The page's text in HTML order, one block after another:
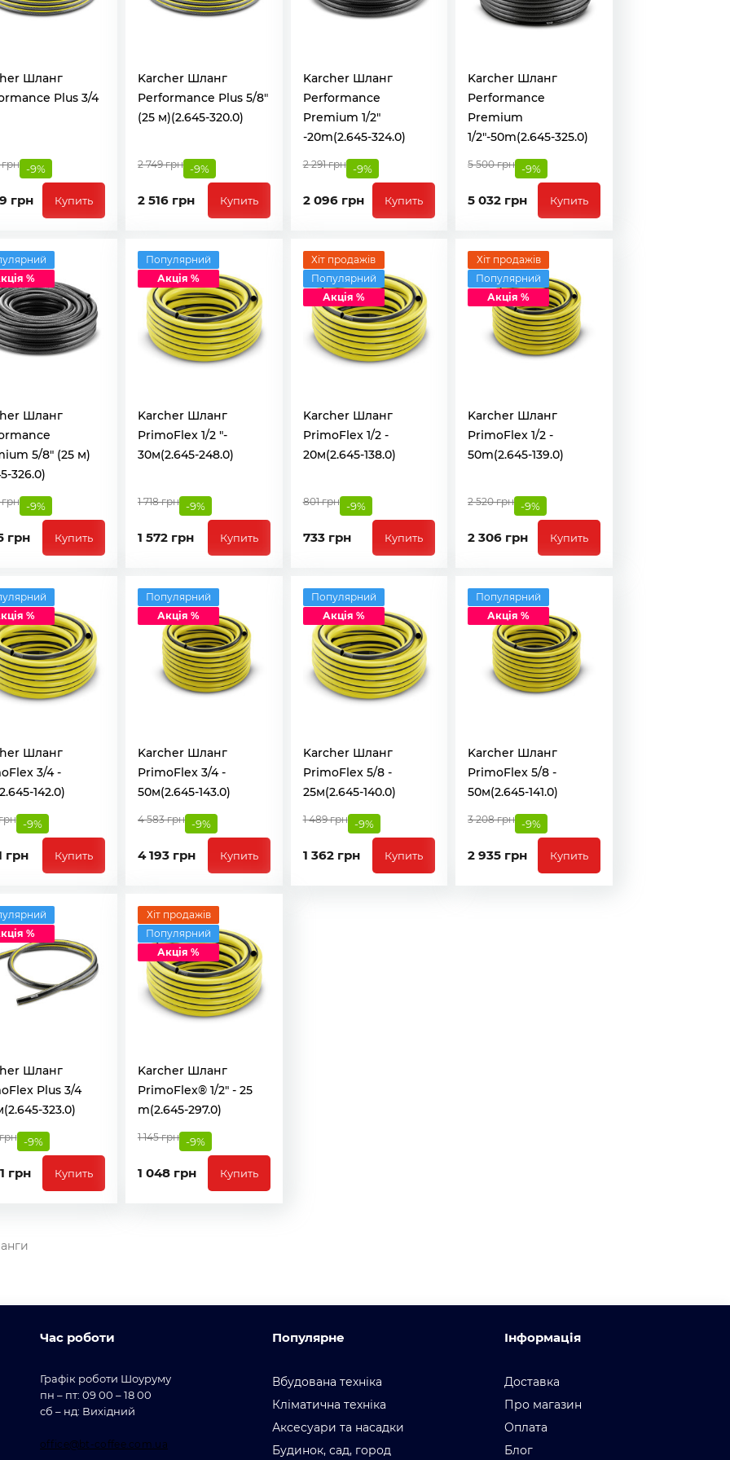
Шланг
Plus 3/4
-9%
грн Купить
Karcher Шланг
Performance Plus 5/8"
(25 м)(2.645-320.0)
2 749 грн -9%
2 516 грн Купить
Karcher Шланг
Performance
Premium 1/2"
-20m(2.645-324.0)
2 291 грн -9%
2 096 грн Купить
Karcher Шланг
Performance
Premium
1/2"-50m(2.645-325.0)
5 500 грн -9%
5 032 грн Купить
%
Шланг
5/8" (25 м)
326.0)
-9%
грн Купить
Популярний
Акція %
Karcher Шланг
PrimoFlex 1/2 "-
30м(2.645-248.0)
1 718 грн -9%
1 572 грн Купить
Хіт продажів
Популярний
Акція %
Karcher Шланг
PrimoFlex 1/2 -
20м(2.645-138.0)
801 грн -9%
733 грн Купить
Хіт продажів
Популярний
Акція %
Karcher Шланг
PrimoFlex 1/2 -
50m(2.645-139.0)
2 520 грн -9%
2 306 грн Купить
%
Шланг
3/4 -
142.0)
-9%
грн Купить
Популярний
Акція %
Karcher Шланг
PrimoFlex 3/4 -
50м(2.645-143.0)
4 583 грн -9%
4 193 грн Купить
Популярний
Акція %
Karcher Шланг
PrimoFlex 5/8 -
25м(2.645-140.0)
1 489 грн -9%
1 362 грн Купить
Популярний
Акція %
Karcher Шланг
PrimoFlex 5/8 -
50м(2.645-141.0)
3 208 грн -9%
2 935 грн Купить
%
Шланг
Plus 3/4
323.0)
-9%
грн Купить
Хіт продажів
Популярний
Акція %
Karcher Шланг
PrimoFlex® 1/2" - 25
m(2.645-297.0)
1 145 грн -9%
1 048 грн Купить
Час роботи
Графік роботи Шоуруму
пн – пт: 09 00 – 18 00
сб – нд: Вихідний
office@bt-coffee.com.ua
Популярне
Вбудована техніка
Кліматична техніка
Аксесуари та насадки
Будинок, сад, город
Інформація
Доставка
Про магазин
Оплата
Блог